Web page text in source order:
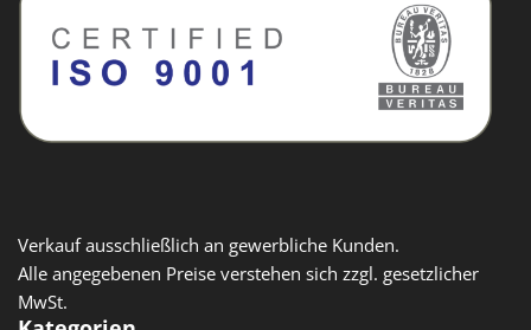
Verkauf ausschließlich an gewerbliche Kunden.
Alle angegebenen Preise verstehen sich zzgl. gesetzlicher
MwSt.